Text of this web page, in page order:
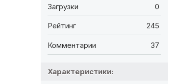
Загрузки 0
Рейтинг 245
Комментарии 37
Характеристики: